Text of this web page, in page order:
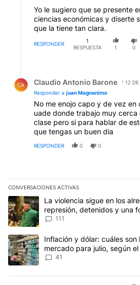
Yo le sugiero que se presente
ciencias económicas y diserte
que la tiene tan clara.
RESPONDER
1
RESPUESTA
1 0
CA Claudio Antonio Barone
12
Responder a juan Magnanimo
No me enojo capo y de vez en
uade donde trabajo muy cerca
clase pero si para hablar de
que tengas un buen dia
RESPONDER 0 0
CONVERSACIONES ACTIVAS
Este listado muestra los artículos con
Un artículo de tendencia con el título
La violencia sigue en los
represión, detenidos y una
111
Un artículo de tendencia con el título
Inflación y dólar: cuáles
mercado para julio, según
41